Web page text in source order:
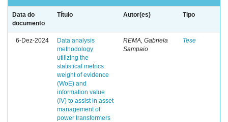
Data do
documento
Título Autor(es) Tipo
6-Dez-2024
Data analysis
methodology
utilizing the
statistical metrics
weight of evidence
(WoE) and
information value
(IV) to assist in asset
management of
power transformers
REMA, Gabriela
Sampaio
Tese